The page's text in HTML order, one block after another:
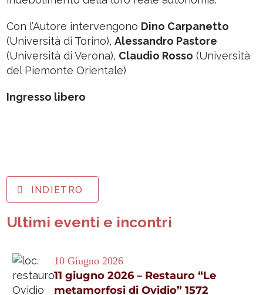
Con l’Autore intervengono Dino Carpanetto
(Università di Torino),Alessandro Pastore
(Università di Verona), Claudio Rosso (Università
del Piemonte Orientale)
Ingresso libero
INDIETRO
Ultimi eventi e incontri
10 Giugno 2026
11 giugno 2026 – Restauro “Le
metamorfosi di Ovidio” 1572